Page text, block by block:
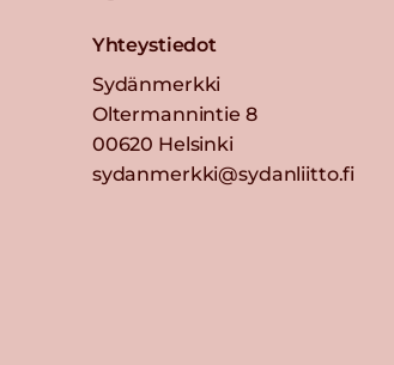
Yhteystiedot
Sydänmerkki
Oltermannintie 8
00620 Helsinki
sydanmerkki@sydanliitto.fi